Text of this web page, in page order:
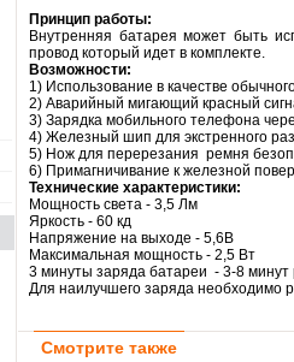
Принцип работы:
Внутренняя батарея может быть
провод который идет в комплекте.
Возможности:
1) Использование в качестве
2) Аварийный мигающий красный
3) Зарядка мобильного телефона
4) Железный шип для экстренного
5) Нож для перерезания ремня
6) Примагничивание к железной
Технические характеристики:
Мощность света - 3,5 Лм
Яркость - 60 кд
Напряжение на выходе - 5,6В
Максимальная мощность - 2,5 Вт
3 минуты заряда батареи - 3-8
Для наилучшего заряда необходимо
Смотрите также